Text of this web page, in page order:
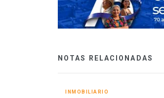
NOTAS RELACIONADAS
INMOBILIARIO